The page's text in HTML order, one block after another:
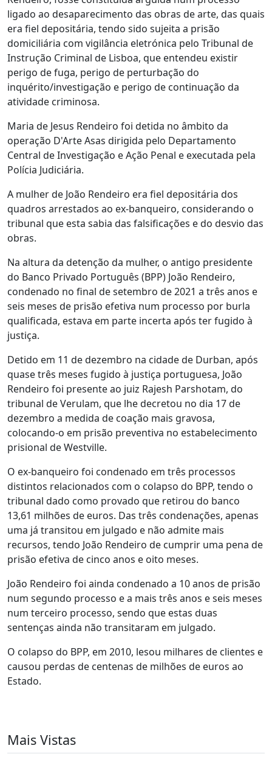
ligado ao desaparecimento das obras de arte, das quais
era fiel depositária, tendo sido sujeita a prisão
domiciliária com vigilância eletrónica pelo Tribunal de
Instrução Criminal de Lisboa, que entendeu existir
perigo de fuga, perigo de perturbação do
inquérito/investigação e perigo de continuação da
atividade criminosa.
Maria de Jesus Rendeiro foi detida no âmbito da
operação D'Arte Asas dirigida pelo Departamento
Central de Investigação e Ação Penal e executada pela
Polícia Judiciária.
A mulher de João Rendeiro era fiel depositária dos
quadros arrestados ao ex-banqueiro, considerando o
tribunal que esta sabia das falsificações e do desvio das
obras.
Na altura da detenção da mulher, o antigo presidente
do Banco Privado Português (BPP) João Rendeiro,
condenado no final de setembro de 2021 a três anos e
seis meses de prisão efetiva num processo por burla
qualificada, estava em parte incerta após ter fugido à
justiça.
Detido em 11 de dezembro na cidade de Durban, após
quase três meses fugido à justiça portuguesa, João
Rendeiro foi presente ao juiz Rajesh Parshotam, do
tribunal de Verulam, que lhe decretou no dia 17 de
dezembro a medida de coação mais gravosa,
colocando-o em prisão preventiva no estabelecimento
prisional de Westville.
O ex-banqueiro foi condenado em três processos
distintos relacionados com o colapso do BPP, tendo o
tribunal dado como provado que retirou do banco
13,61 milhões de euros. Das três condenações, apenas
uma já transitou em julgado e não admite mais
recursos, tendo João Rendeiro de cumprir uma pena de
prisão efetiva de cinco anos e oito meses.
João Rendeiro foi ainda condenado a 10 anos de prisão
num segundo processo e a mais três anos e seis meses
num terceiro processo, sendo que estas duas
sentenças ainda não transitaram em julgado.
O colapso do BPP, em 2010, lesou milhares de clientes e
causou perdas de centenas de milhões de euros ao
Estado.
Mais Vistas